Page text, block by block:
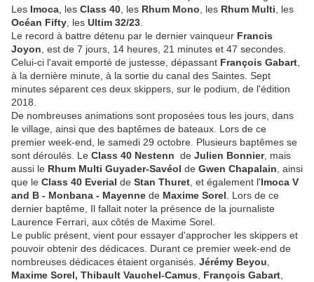
Les Imoca , les Class 40 , les Rhum Mono , les Rhum Multi , les
Océan Fifty , les Ultim 32/23
Le record à battre détenu par le dernier vainqueur Francis
Joyon , est de 7 jours, 14 heures, 21 minutes et 47 secondes.
Celui-ci l'avait emporté de justesse, dépassant François Gabart
à la dernière minute, à la sortie du canal des Saintes. Sept
minutes séparent ces deux skippers, sur le podium, de l'édition
2018.
De nombreuses animations sont proposées tous les jours, dans
le village, ainsi que des baptêmes de bateaux. Lors de ce
premier week-end, le samedi 29 octobre. Plusieurs baptêmes se
sont déroulés. Le Class 40 Nestenn de Julien Bonnier, mais
aussi le Rhum Multi Guyader-Savéol de Gwen Chapalain , ainsi
que le Class 40 Everial de Stan Thuret , et également l'Imoca V
and B - Monbana - Mayenne de Maxime Sorel . Lors de ce
dernier baptême, Il fallait noter la présence de la journaliste
Laurence Ferrari, aux côtés de Maxime Sorel.
Le public présent, vient pour essayer d'approcher les skippers et
pouvoir obtenir des dédicaces. Durant ce premier week-end de
nombreuses dédicaces étaient organisés. Jérémy Beyou
Maxime Sorel, Thibault Vauchel-Camus François Gabart